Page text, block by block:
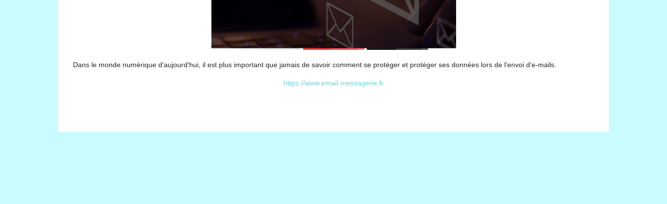
Dans le monde numérique d'aujourd'hui, il est plus important que jamais de savoir comment se protéger et protéger ses données lors de l'envoi d'e-mails.
https://www.email-messagerie.fr